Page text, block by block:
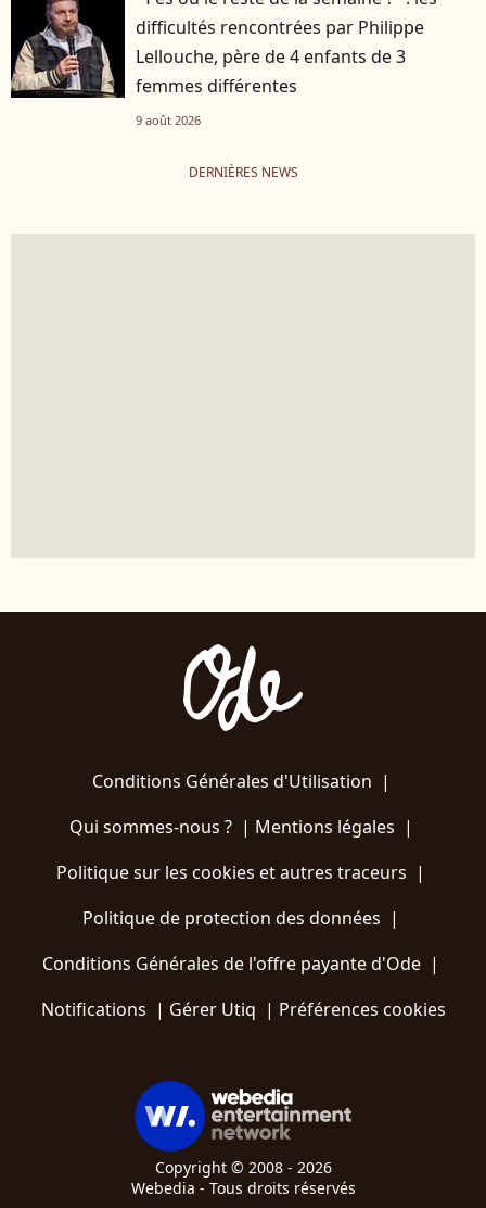
difficultés rencontrées par Philippe
Lellouche, père de 4 enfants de 3
femmes différentes
9 août 2026
DERNIÈRES NEWS
Conditions Générales d'Utilisation |
Qui sommes-nous ?| Mentions légales |
Politique sur les cookies et autres traceurs |
Politique de protection des données |
Conditions Générales de l'offre payante d'Ode |
Notifications | Gérer Utiq | Préférences cookies
Copyright © 2008 - 2026
Webedia - Tous droits réservés